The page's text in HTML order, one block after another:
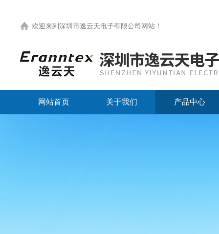
欢迎来到 深圳市逸云天电子有限公司网站 ！
网站首页 关于我们 产品中心